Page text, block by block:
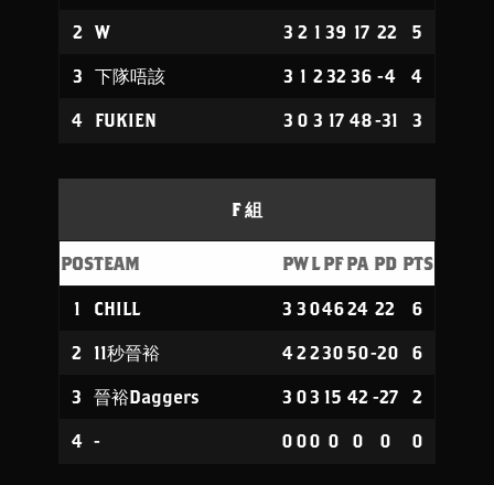
2 W 3 2 1 39 17 22 5
3 下隊唔該 3 1 232 36 -4 4
4 FUKIEN 3 0 3 17 48-31 3
F 組
POSTEAM PWL PF PA PD PTS
1 CHILL 3 3 04624 22 6
2 11秒晉裕 42230 50-20 6
3 晉裕Daggers 3 03 15 42 -27 2
4 - 0 00 0 0 0 0